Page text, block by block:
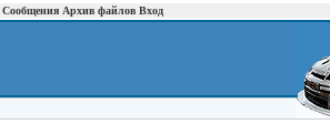
Сообщения Архив файлов Вход